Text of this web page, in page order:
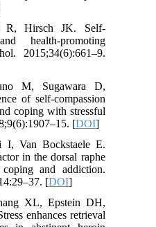
R, Hirsch JK. Self-
health-promoting
2015;34(6):661–9.
M, Sugawara D,
of self-compassion
coping with stressful
[DOI
I, Van Bockstaele E.
in the dorsal raphe
coping and addiction.
[DOI
XL, Epstein DH,
enhances retrieval